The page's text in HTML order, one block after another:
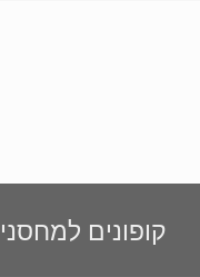
קופונים